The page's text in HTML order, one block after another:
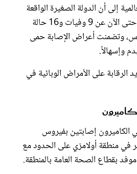
إلى أن الدولة الصغيرة الواقعة
بأفريقيا الوسطى أبلغت حتى الآن عن 9 وفيات و16 حالة
وتضمنت أعراض الإصابة حمى
وإسهالاً.
الرقابة على الأمراض الوبائية في
إصابتين بفيروس
في 13 فبراير في منطقة أولامزي على الحدود مع
بقطاع الصحة العامة بالمنطقة.